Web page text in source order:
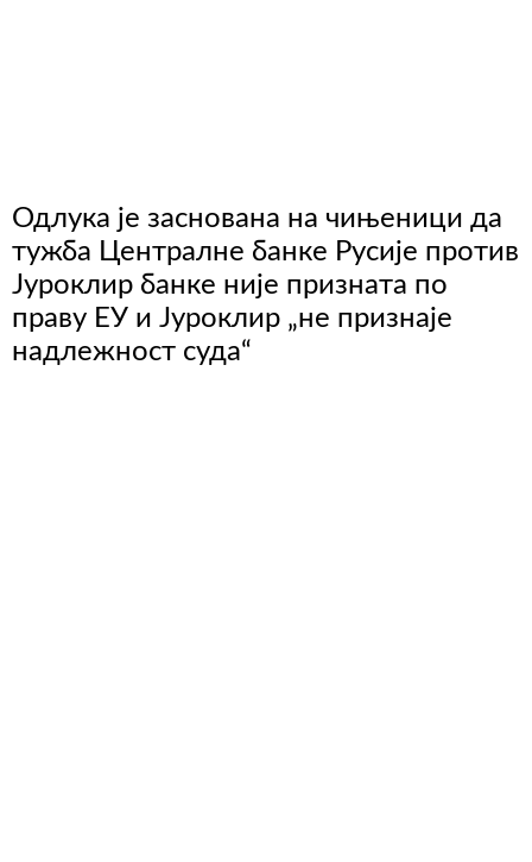
Одлука је заснована на чињеници да
тужба Централне банке Русије против
Јуроклир банке није призната по
праву ЕУ и Јуроклир „не признаје
надлежност суда“